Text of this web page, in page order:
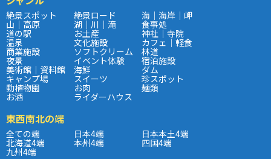
絶景スポット 絶景ロード 海｜海岸｜岬
山｜高原 湖｜川｜滝 食事処
道の駅 お土産 神社｜寺院
温泉 文化施設 カフェ｜軽食
商業施設 ソフトクリーム 林道
夜景 イベント体験 宿泊施設
美術館｜資料館 海鮮 ダム
キャンプ場 スイーツ 珍スポット
動植物園 お肉 麺類
お酒 ライダーハウス
東西南北の端
全ての端 日本4端 日本本土4端
北海道4端 本州4端 四国4端
九州4端